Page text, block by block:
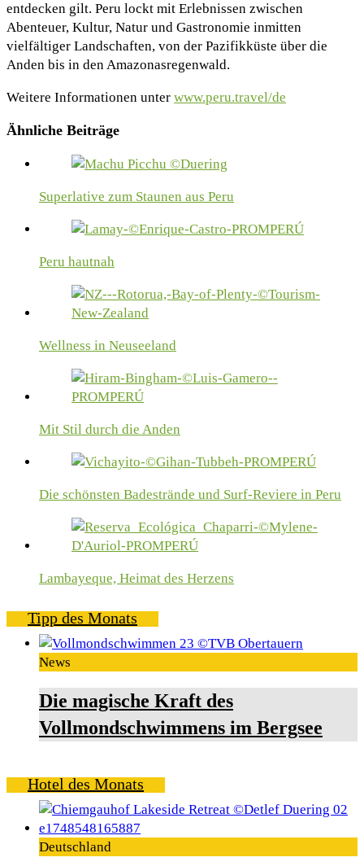
entdecken gilt. Peru lockt mit Erlebnissen zwischen
Abenteuer, Kultur, Natur und Gastronomie inmitten
vielfältiger Landschaften, von der Pazifikküste über die
Anden bis in den Amazonasregenwald.
Weitere Informationen unter www.peru.travel/de
Ähnliche Beiträge
Superlative zum Staunen aus Peru
Peru hautnah
Wellness in Neuseeland
Mit Stil durch die Anden
Die schönsten Badestrände und Surf-Reviere in Peru
Lambayeque, Heimat des Herzens
Tipp des Monats
News
Die magische Kraft des
Vollmondschwimmens im Bergsee
Hotel des Monats
Deutschland